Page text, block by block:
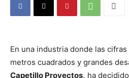
En una industria donde las
metros cuadrados y grandes
Capetillo Proyectos, ha